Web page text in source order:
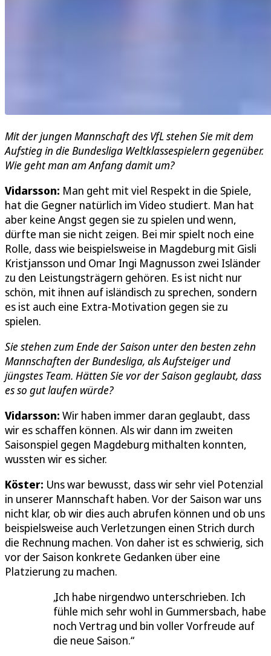
Mit der jungen Mannschaft des VfL stehen Sie mit dem
Aufstieg in die Bundesliga Weltklassespielern gegenüber.
Wie geht man am Anfang damit um?
Vidarsson: Man geht mit viel Respekt in die Spiele,
hat die Gegner natürlich im Video studiert. Man hat
aber keine Angst gegen sie zu spielen und wenn,
dürfte man sie nicht zeigen. Bei mir spielt noch eine
Rolle, dass wie beispielsweise in Magdeburg mit Gisli
Kristjansson und Omar Ingi Magnusson zwei Isländer
zu den Leistungsträgern gehören. Es ist nicht nur
schön, mit ihnen auf isländisch zu sprechen, sondern
es ist auch eine Extra-Motivation gegen sie zu
spielen.
Sie stehen zum Ende der Saison unter den besten zehn
Mannschaften der Bundesliga, als Aufsteiger und
jüngstes Team. Hätten Sie vor der Saison geglaubt, dass
es so gut laufen würde?
Vidarsson: Wir haben immer daran geglaubt, dass
wir es schaffen können. Als wir dann im zweiten
Saisonspiel gegen Magdeburg mithalten konnten,
wussten wir es sicher.
Köster: Uns war bewusst, dass wir sehr viel Potenzial
in unserer Mannschaft haben. Vor der Saison war uns
nicht klar, ob wir dies auch abrufen können und ob uns
beispielsweise auch Verletzungen einen Strich durch
die Rechnung machen. Von daher ist es schwierig, sich
vor der Saison konkrete Gedanken über eine
Platzierung zu machen.
Ich habe nirgendwo unterschrieben. Ich
fühle mich sehr wohl in Gummersbach, habe
noch Vertrag und bin voller Vorfreude auf
die neue Saison.